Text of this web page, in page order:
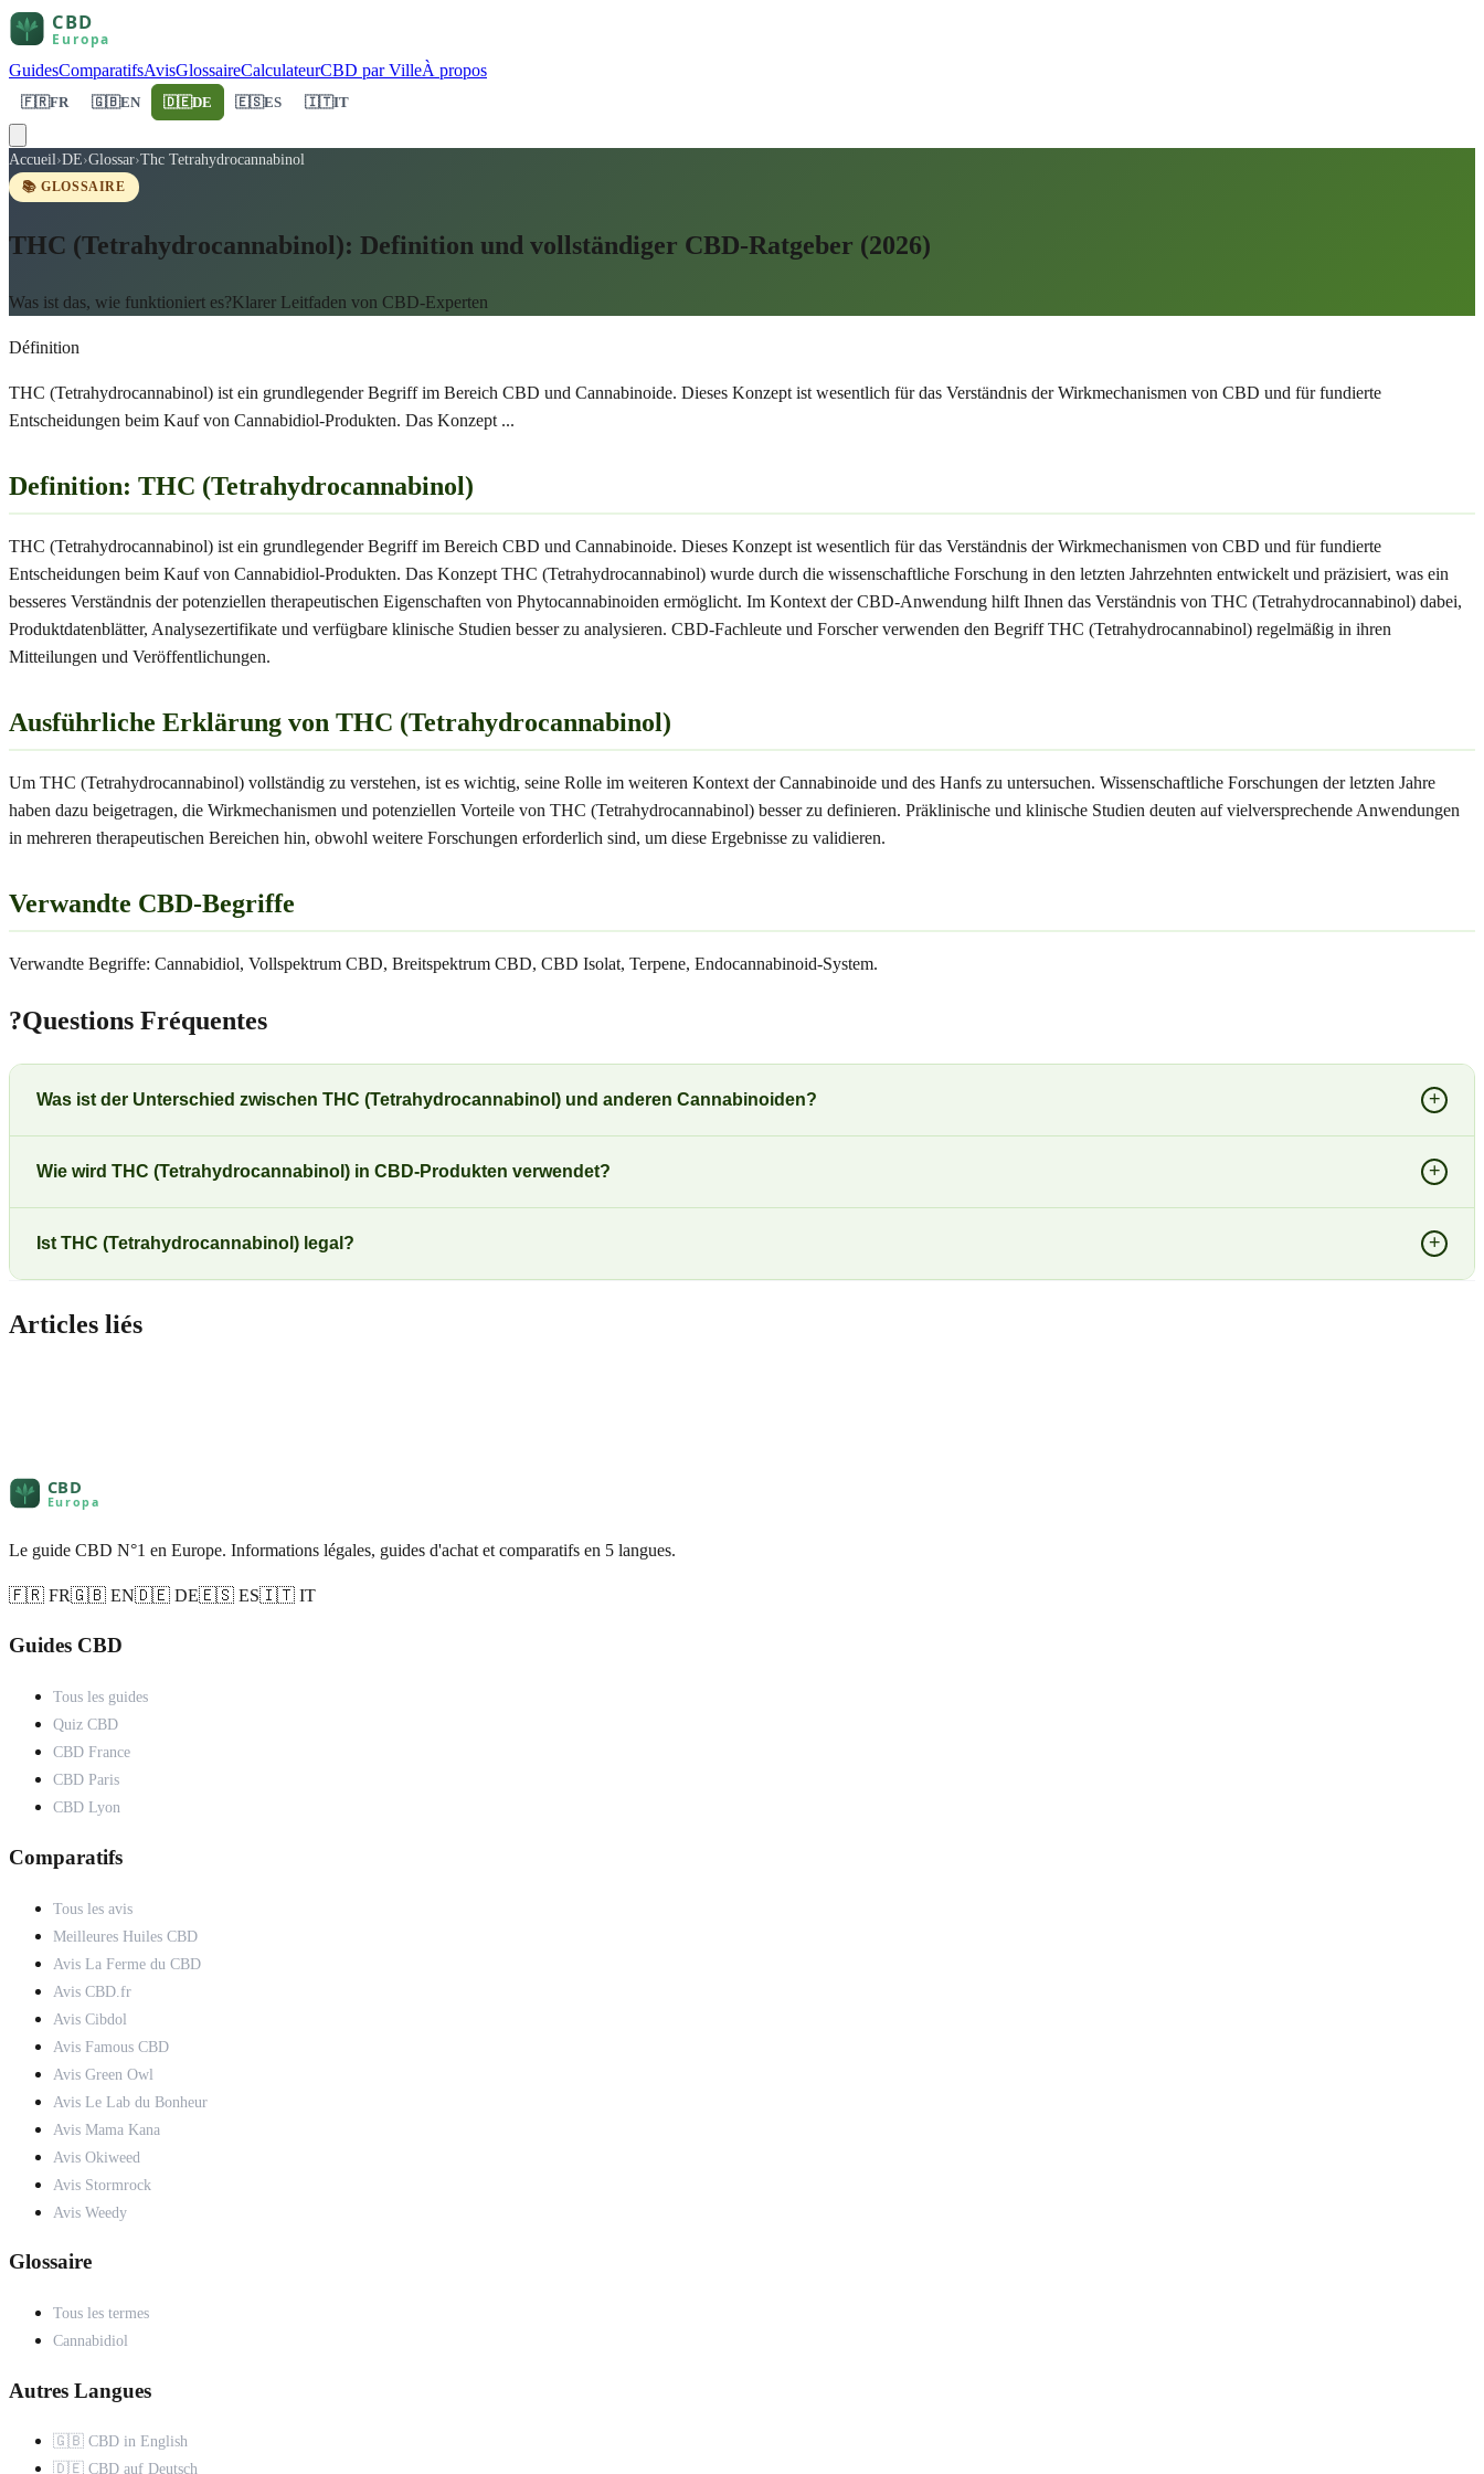
GuidesComparatifsAvisGlossaireCalculateurCBD par VilleÀ propos
🇫🇷FR 🇬🇧EN 🇩🇪DE 🇪🇸ES 🇮🇹IT
Accueil›DE›Glossar›Thc Tetrahydrocannabinol
📚 GLOSSAIRE
THC (Tetrahydrocannabinol): Definition und vollständiger CBD-Ratgeber (2026)
Was ist das, wie funktioniert es?Klarer Leitfaden von CBD-Experten
Définition
THC (Tetrahydrocannabinol) ist ein grundlegender Begriff im Bereich CBD und Cannabinoide. Dieses Konzept ist wesentlich für das Verständnis der Wirkmechanismen von CBD und für fundierte
Entscheidungen beim Kauf von Cannabidiol-Produkten. Das Konzept ...
Definition: THC (Tetrahydrocannabinol)
THC (Tetrahydrocannabinol) ist ein grundlegender Begriff im Bereich CBD und Cannabinoide. Dieses Konzept ist wesentlich für das Verständnis der Wirkmechanismen von CBD und für fundierte
Entscheidungen beim Kauf von Cannabidiol-Produkten. Das Konzept THC (Tetrahydrocannabinol) wurde durch die wissenschaftliche Forschung in den letzten Jahrzehnten entwickelt und präzisiert, was ein
besseres Verständnis der potenziellen therapeutischen Eigenschaften von Phytocannabinoiden ermöglicht. Im Kontext der CBD-Anwendung hilft Ihnen das Verständnis von THC (Tetrahydrocannabinol) dabei,
Produktdatenblätter, Analysezertifikate und verfügbare klinische Studien besser zu analysieren. CBD-Fachleute und Forscher verwenden den Begriff THC (Tetrahydrocannabinol) regelmäßig in ihren
Mitteilungen und Veröffentlichungen.
Ausführliche Erklärung von THC (Tetrahydrocannabinol)
Um THC (Tetrahydrocannabinol) vollständig zu verstehen, ist es wichtig, seine Rolle im weiteren Kontext der Cannabinoide und des Hanfs zu untersuchen. Wissenschaftliche Forschungen der letzten Jahre
haben dazu beigetragen, die Wirkmechanismen und potenziellen Vorteile von THC (Tetrahydrocannabinol) besser zu definieren. Präklinische und klinische Studien deuten auf vielversprechende Anwendungen
in mehreren therapeutischen Bereichen hin, obwohl weitere Forschungen erforderlich sind, um diese Ergebnisse zu validieren.
Verwandte CBD-Begriffe
Verwandte Begriffe: Cannabidiol, Vollspektrum CBD, Breitspektrum CBD, CBD Isolat, Terpene, Endocannabinoid-System.
?Questions Fréquentes
Was ist der Unterschied zwischen THC (Tetrahydrocannabinol) und anderen Cannabinoiden? +
Wie wird THC (Tetrahydrocannabinol) in CBD-Produkten verwendet? +
Ist THC (Tetrahydrocannabinol) legal? +
Articles liés
Le guide CBD N°1 en Europe. Informations légales, guides d'achat et comparatifs en 5 langues.
🇫🇷 FR🇬🇧 EN🇩🇪 DE🇪🇸 ES🇮🇹 IT
Guides CBD
Tous les guides
Quiz CBD
CBD France
CBD Paris
CBD Lyon
Comparatifs
Tous les avis
Meilleures Huiles CBD
Avis La Ferme du CBD
Avis CBD.fr
Avis Cibdol
Avis Famous CBD
Avis Green Owl
Avis Le Lab du Bonheur
Avis Mama Kana
Avis Okiweed
Avis Stormrock
Avis Weedy
Glossaire
Tous les termes
Cannabidiol
Autres Langues
🇬🇧 CBD in English
🇩🇪 CBD auf Deutsch